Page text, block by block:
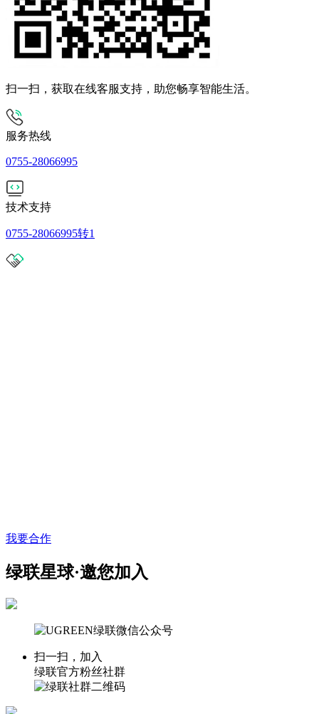
扫一扫，获取在线客服支持，助您畅享智能生活。
服务热线
0755-28066995
技术支持
0755-28066995转1
我要合作
绿联星球·邀您加入
扫一扫，加入
绿联官方粉丝社群